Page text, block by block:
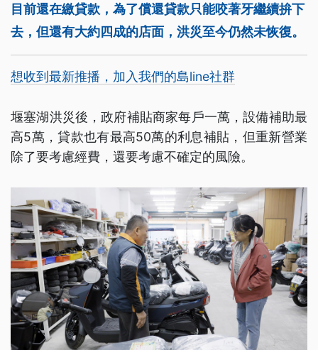
目前還在繳貸款，為了償還貸款只能咬著牙繼續拚下
去，但還有大約四成的店面，洪災至今仍然未恢復。
想收到最新推播，加入我們的島line社群
堰塞湖洪災後，政府補貼商家每戶一萬，設備補助最
高5萬，貸款也有最高50萬的利息補貼，但重新營業
除了要考慮經費，還要考慮不確定的風險。